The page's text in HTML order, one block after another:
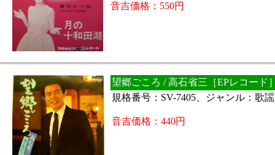
音吉価格：550円
望郷ごころ / 高石省三［EPレコード
規格番号：SV-7405、ジャンル：歌
音吉価格：440円